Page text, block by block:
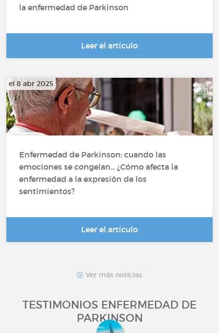
la enfermedad de Parkinson
Leer el artículo
el 8 abr 2025
Enfermedad de Parkinson: cuando las
emociones se congelan... ¿Cómo afecta la
enfermedad a la expresión de los
sentimientos?
Leer el artículo
Ver más noticias
TESTIMONIOS ENFERMEDAD DE
PARKINSON